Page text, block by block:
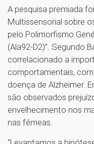
A pesquisa premiada
Multissensorial sobre
pelo Polimorfismo
(Ala92-D2)”. Segundo
correlacionado a
comportamentais,
doença de Alzheimer.
são observados
envelhecimento nos
nas fêmeas.